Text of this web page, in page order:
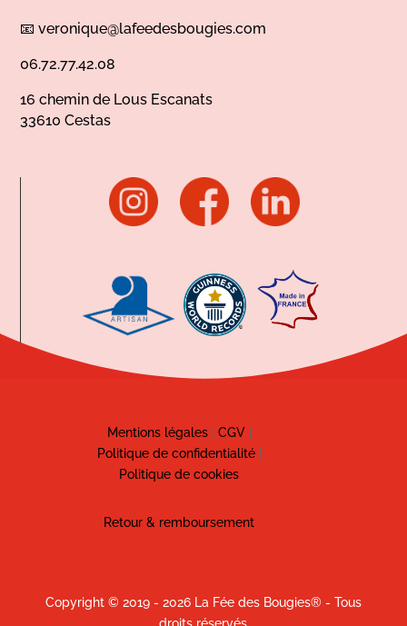
📧veronique@lafeedesbougies.com
06.72.77.42.08
16 chemin de Lous Escanats
33610 Cestas
Mentions légales| CGV|
Politique de confidentialité|
Politique de cookies
Retour & remboursement
Copyright © 2019 - 2026 La Fée des Bougies® - Tous